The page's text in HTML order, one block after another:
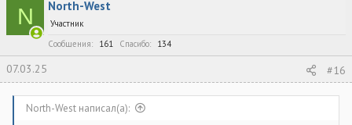
ц
и
и
N North-West
Участник
Сообщения
161 Спасибо 134
07.03.25 #16
North-West написал(а):